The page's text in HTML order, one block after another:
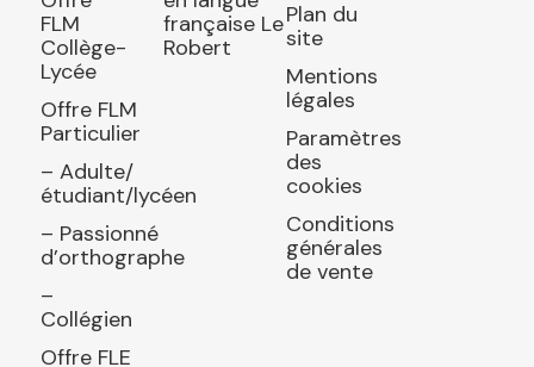
FLM
Collège-
Lycée
Offre FLM
Particulier
– Adulte/
étudiant/lycéen
– Passionné
d’orthographe
–
Collégien
Offre FLE
française Le
Robert
Plan du
site
Mentions
légales
Paramètres
des
cookies
Conditions
générales
de vente